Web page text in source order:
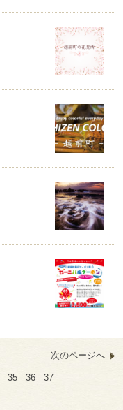
35 36 37
次のページへ